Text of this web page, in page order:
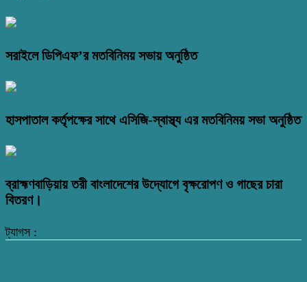
সরাইলে ডিপিএফ’র মতবিনিময় সভায় অনুষ্ঠিত
হাসপাতাল কর্তৃপক্ষের সাথে এসিজি-স্বাস্থ্য এর মতবিনিময় সভা অনুষ্ঠিত
ব্রাহ্মণবাড়িয়ায় তরী বাংলাদেশের উদ্যোগে বৃক্ষরোপণ ও গাছের চারা
বিতরণ।
ট্যাগস :